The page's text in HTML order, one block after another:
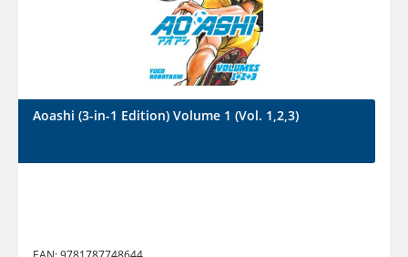
Aoashi (3-in-1 Edition) Volume 1 (Vol. 1,2,3)